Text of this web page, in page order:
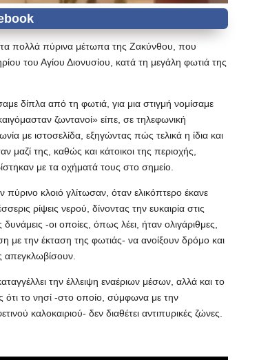
τα πολλά πύρινα μέτωπα της Ζακύνθου, που
του Αγίου Διονυσίου, κατά τη μεγάλη φωτιά της
δίπλα από τη φωτιά, για μια στιγμή νομίσαμε
ζωντανοί» είπε, σε τηλεφωνική
με ιστοσελίδα, εξηγώντας πώς τελικά η ίδια και
μαζί της, καθώς και κάτοικοι της περιοχής,
με τα οχήματά τους στο σημείο.
πύρινο κλοιό γλίτωσαν, όταν ελικόπτερο έκανε
ρίψεις νερού, δίνοντας την ευκαιρία στις
δυνάμεις -οι οποίες, όπως λέει, ήταν ολιγάριθμες,
με την έκταση της φωτιάς- να ανοίξουν δρόμο και
απεγκλωβίσουν.
την έλλειψη εναέριων μέσων, αλλά και το
ότι το νησί -στο οποίο, σύμφωνα με την
καλοκαιριού- δεν διαθέτει αντιπυρικές ζώνες.